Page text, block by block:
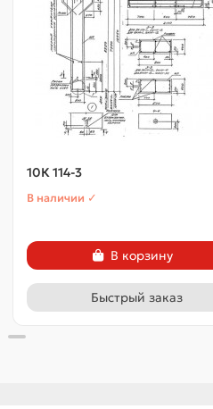
10К 114-3
В наличии ✓
В корзину
Быстрый заказ